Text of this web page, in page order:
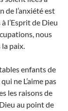
de l’anxiété est
l’Esprit de Dieu
nous
paix.
enfants de
ne L’aime pas
les raisons de
au point de